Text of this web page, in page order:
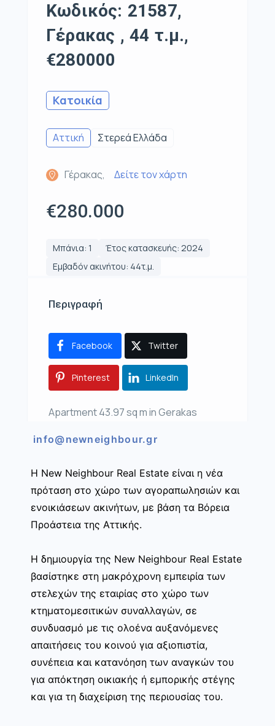
Κωδικός: 21587,
Γέρακας , 44 τ.μ.,
€280000
Κατοικία
Αττική Στερεά Ελλάδα
Γέρακας, Δείτε τον χάρτη
€280.000
Μπάνια: 1
Έτος κατασκευής: 2024
Εμβαδόν ακινήτου: 44τ.μ.
Περιγραφή
Facebook Twitter
Pinterest LinkedIn
Apartment 43.97 sq m in Gerakas
info@newneighbour.gr
Η New Neighbour Real Estate είναι η νέα
πρόταση στο χώρο των αγοραπωλησιών και
ενοικιάσεων ακινήτων, με βάση τα Βόρεια
Προάστεια της Αττικής.
Η δημιουργία της New Neighbour Real Estate
βασίστηκε στη μακρόχρονη εμπειρία των
στελεχών της εταιρίας στο χώρο των
κτηματομεσιτικών συναλλαγών, σε
συνδυασμό με τις ολοένα αυξανόμενες
απαιτήσεις του κοινού για αξιοπιστία,
συνέπεια και κατανόηση των αναγκών του
για απόκτηση οικιακής ή εμπορικής στέγης
και για τη διαχείριση της περιουσίας του.